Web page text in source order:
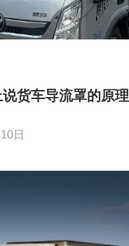
货车导流罩的原理
日